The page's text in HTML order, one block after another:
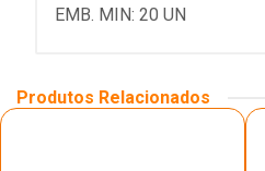
EMB. MIN: 20 UN
Produtos Relacionados